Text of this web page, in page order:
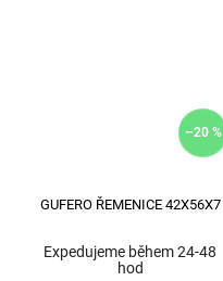
–20 %
GUFERO ŘEMENICE 42X56X7
Expedujeme během 24-48
hod